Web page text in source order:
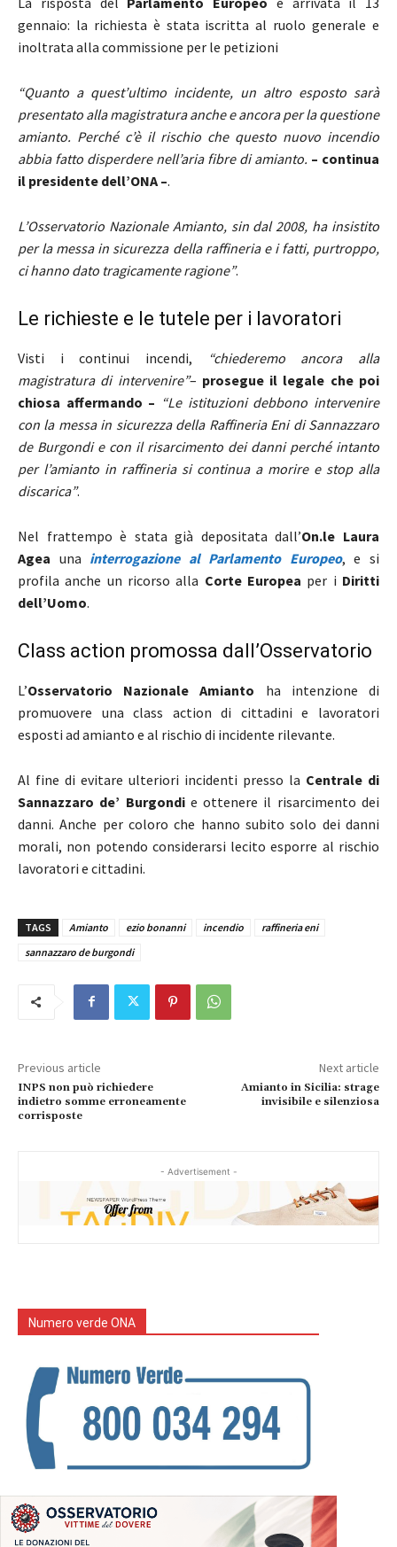
gennaio: la richiesta è stata iscritta al ruolo generale e
inoltrata alla commissione per le petizioni
“Quanto a quest’ultimo incidente, un altro esposto sarà
presentato alla magistratura anche e ancora per la questione
amianto. Perché c’è il rischio che questo nuovo incendio
abbia fatto disperdere nell’aria fibre di amianto. – continua
il presidente dell’ONA –.
L’Osservatorio Nazionale Amianto, sin dal 2008, ha insistito
per la messa in sicurezza della raffineria e i fatti, purtroppo,
ci hanno dato tragicamente ragione”.
Le richieste e le tutele per i lavoratori
Visti i continui incendi,
“chiederemo ancora alla
magistratura di intervenire”– prosegue il legale che poi
chiosa affermando – “Le istituzioni debbono intervenire
con la messa in sicurezza della Raffineria Eni di Sannazzaro
de Burgondi e con il risarcimento dei danni perché intanto
per l’amianto in raffineria si continua a morire e stop alla
discarica”.
Nel frattempo è stata già depositata dall’On.le Laura
Agea una interrogazione al Parlamento Europeo, e si
profila anche un ricorso alla Corte Europea per i Diritti
dell’Uomo.
Class action promossa dall’Osservatorio
L’Osservatorio Nazionale Amianto ha intenzione di
promuovere una class action di cittadini e lavoratori
esposti ad amianto e al rischio di incidente rilevante.
Al fine di evitare ulteriori incidenti presso la Centrale di
Sannazzaro de’ Burgondi e ottenere il risarcimento dei
danni. Anche per coloro che hanno subito solo dei danni
morali, non potendo considerarsi lecito esporre al rischio
lavoratori e cittadini.
TAGS Amianto ezio bonanni incendio
raffineria eni
sannazzaro de burgondi
Previous article
INPS non può richiedere
indietro somme erroneamente
corrisposte
Next article
Amianto in Sicilia: strage
invisibile e silenziosa
- Advertisement -
Numero verde ONA